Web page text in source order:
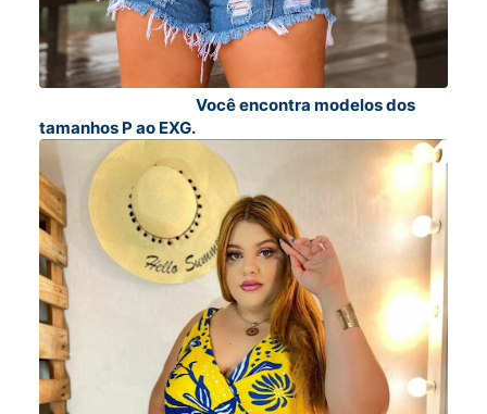
Você encontra modelos dos
tamanhos P ao EXG.